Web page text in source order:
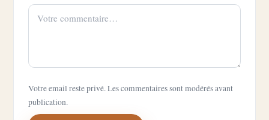
Votre email reste privé. Les commentaires sont modérés avant
publication.